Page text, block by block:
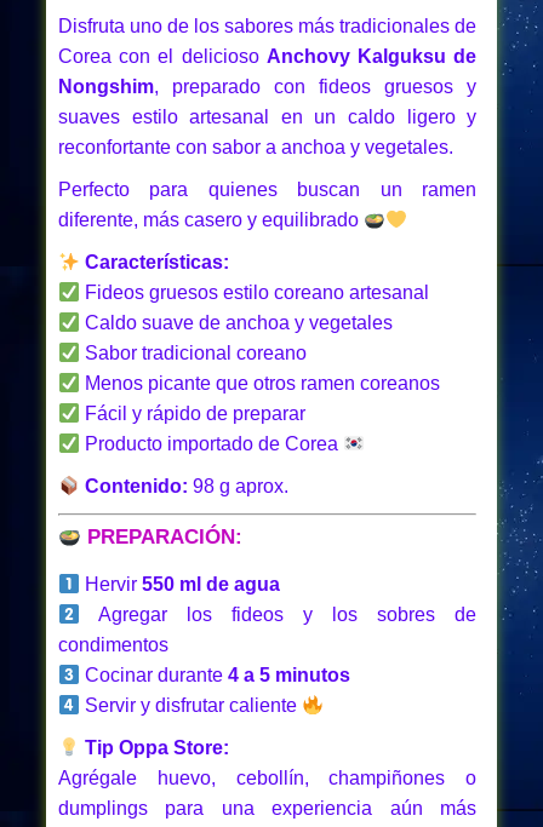
Disfruta uno de los sabores más tradicionales de
Corea con el delicioso Anchovy Kalguksu de
Nongshim, preparado con fideos gruesos y
suaves estilo artesanal en un caldo ligero y
reconfortante con sabor a anchoa y vegetales.
Perfecto para quienes buscan un ramen
diferente, más casero y equilibrado
Características:
Fideos gruesos estilo coreano artesanal
Caldo suave de anchoa y vegetales
Sabor tradicional coreano
Menos picante que otros ramen coreanos
Fácil y rápido de preparar
Producto importado de Corea
Contenido: 98 g aprox.
PREPARACIÓN:
Hervir550 ml de agua
Agregar los fideos y los sobres de
condimentos
Cocinar durante4 a 5 minutos
Servir y disfrutar caliente
Tip Oppa Store:
Agrégale huevo, cebollín, champiñones o
dumplings para una experiencia aún más